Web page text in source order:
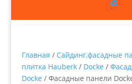
Главная / Сайдинг,фасадные
плитка Hauberk/ Docke /
Docke / Фасадные панели